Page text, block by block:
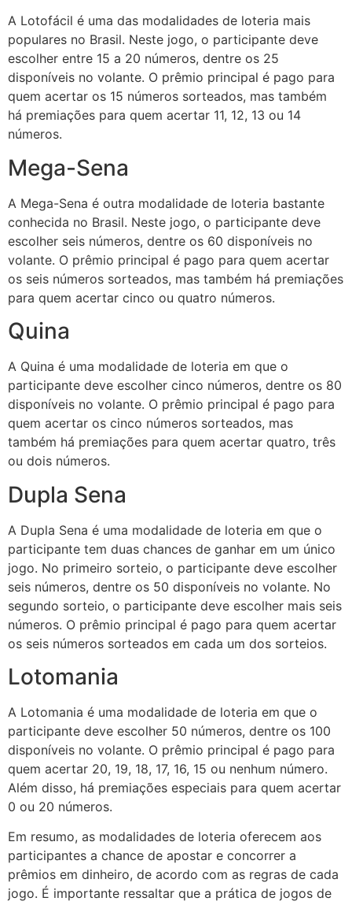
A Lotofácil é uma das modalidades de loteria mais
populares no Brasil. Neste jogo, o participante deve
escolher entre 15 a 20 números, dentre os 25
disponíveis no volante. O prêmio principal é pago para
quem acertar os 15 números sorteados, mas também
há premiações para quem acertar 11, 12, 13 ou 14
números.
Mega-Sena
A Mega-Sena é outra modalidade de loteria bastante
conhecida no Brasil. Neste jogo, o participante deve
escolher seis números, dentre os 60 disponíveis no
volante. O prêmio principal é pago para quem acertar
os seis números sorteados, mas também há premiações
para quem acertar cinco ou quatro números.
Quina
A Quina é uma modalidade de loteria em que o
participante deve escolher cinco números, dentre os 80
disponíveis no volante. O prêmio principal é pago para
quem acertar os cinco números sorteados, mas
também há premiações para quem acertar quatro, três
ou dois números.
Dupla Sena
A Dupla Sena é uma modalidade de loteria em que o
participante tem duas chances de ganhar em um único
jogo. No primeiro sorteio, o participante deve escolher
seis números, dentre os 50 disponíveis no volante. No
segundo sorteio, o participante deve escolher mais seis
números. O prêmio principal é pago para quem acertar
os seis números sorteados em cada um dos sorteios.
Lotomania
A Lotomania é uma modalidade de loteria em que o
participante deve escolher 50 números, dentre os 100
disponíveis no volante. O prêmio principal é pago para
quem acertar 20, 19, 18, 17, 16, 15 ou nenhum número.
Além disso, há premiações especiais para quem acertar
0 ou 20 números.
Em resumo, as modalidades de loteria oferecem aos
participantes a chance de apostar e concorrer a
prêmios em dinheiro, de acordo com as regras de cada
jogo. É importante ressaltar que a prática de jogos de